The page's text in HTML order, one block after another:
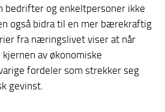
bedrifter og enkeltpersoner ikke
også bidra til en mer bærekraftig
fra næringslivet viser at når
av økonomiske
fordeler som strekker seg
gevinst.